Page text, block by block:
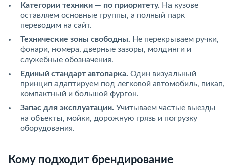
Категории техники — по приоритету. На кузове
оставляем основные группы, а полный парк
переводим на сайт.
Технические зоны свободны. Не перекрываем ручки,
фонари, номера, дверные зазоры, молдинги и
служебные обозначения.
Единый стандарт автопарка. Один визуальный
принцип адаптируем под легковой автомобиль, пикап,
компактный и большой фургон.
Запас для эксплуатации. Учитываем частые выезды
на объекты, мойки, дорожную грязь и погрузку
оборудования.
Кому подходит брендирование